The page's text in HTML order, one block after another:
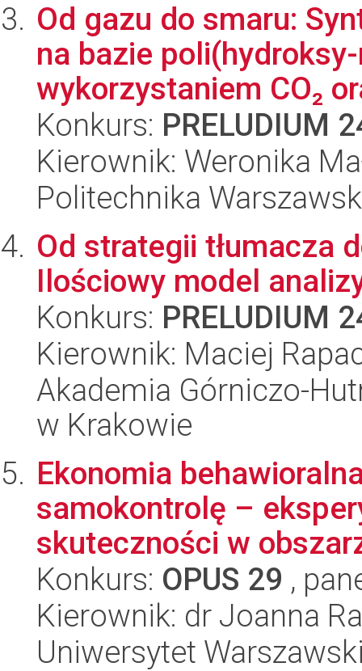
Od gazu do smaru:
na bazie
wykorzystaniem CO₂
Konkurs: PRELUDIUM
Kierownik: Weronika
Politechnika
Od strategii tłumacza
Ilościowy model
Konkurs: PRELUDIUM
Kierownik: Maciej
Akademia Górniczo-
w Krakowie
Ekonomia
samokontrolę –
skuteczności w
Konkurs: OPUS 29 ,
Kierownik: dr Joanna
Uniwersytet